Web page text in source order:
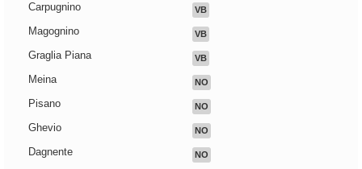
Carpugnino VB
Magognino VB
Graglia Piana VB
Meina NO
Pisano NO
Ghevio NO
Dagnente NO